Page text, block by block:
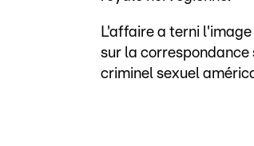
L'affaire a terni
sur la
criminel sexuel